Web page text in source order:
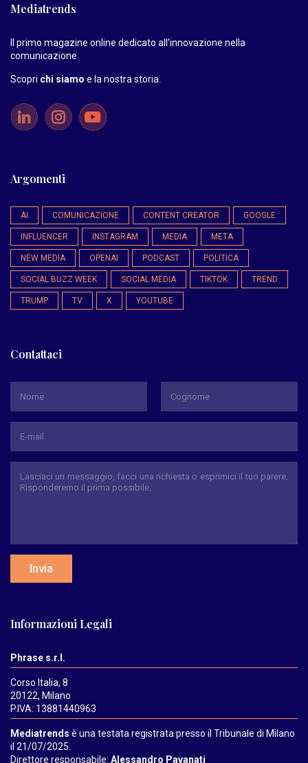
Mediatrends
Il primo magazine online dedicato all’innovazione nella
comunicazione.
Scopri chi siamo e la nostra storia
Argomenti
AI COMUNICAZIONE CONTENT CREATOR GOOGLE
INFLUENCER INSTAGRAM MEDIA META
NEW MEDIA OPENAI PODCAST POLITICA
SOCIAL BUZZ WEEK SOCIAL MEDIA TIKTOK TREND
TRUMP TV X YOUTUBE
Contattaci
Invia
Informazioni Legali
Phrase s.r.l.
Corso Italia, 8
20122, Milano
P.IVA: 13881440963
Mediatrends è una testata registrata presso il Tribunale di Milano
il 21/07/2025.
Direttore responsabile: Alessandro Pavanati